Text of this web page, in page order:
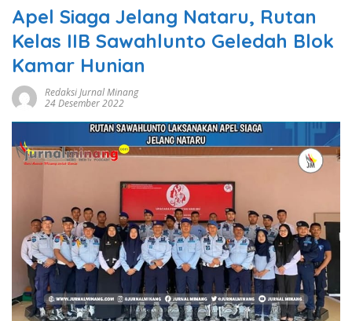
Apel Siaga Jelang Nataru, Rutan
Kelas IIB Sawahlunto Geledah Blok
Kamar Hunian
Redaksi Jurnal Minang
24 Desember 2022